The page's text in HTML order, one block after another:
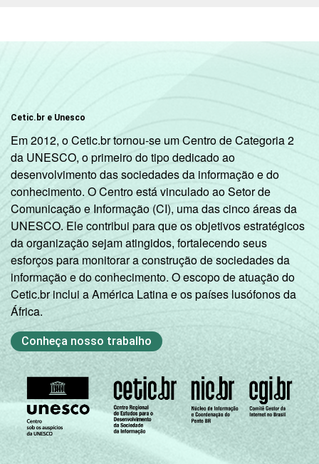
Cetic.br e Unesco
Em 2012, o Cetic.br tornou-se um Centro de Categoria 2
da UNESCO, o primeiro do tipo dedicado ao
desenvolvimento das sociedades da informação e do
conhecimento. O Centro está vinculado ao Setor de
Comunicação e Informação (CI), uma das cinco áreas da
UNESCO. Ele contribui para que os objetivos estratégicos
da organização sejam atingidos, fortalecendo seus
esforços para monitorar a construção de sociedades da
informação e do conhecimento. O escopo de atuação do
Cetic.br inclui a América Latina e os países lusófonos da
África.
Conheça nosso trabalho